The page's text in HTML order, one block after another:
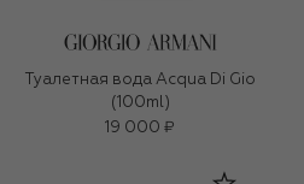
Туалетная вода Acqua Di Gio
(100ml)
19 000 ₽